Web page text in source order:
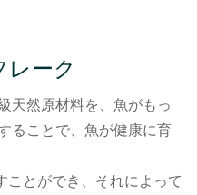
ーク
天然原材料を、魚がもっ
ることで、魚が健康に育
ことができ、それによって